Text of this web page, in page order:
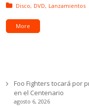
Posted in:
Disco DVD Lanzamientos
More
Foo Fighters tocará por
en el Centenario
agosto 6, 2026